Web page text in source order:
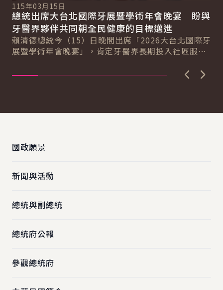
115年03月15日
總統出席大台北國際牙展暨學術年會晚宴 盼與
牙醫界夥伴共同朝全民健康的目標邁進
賴清德總統今（15）日晚間出席「2026大台北國際牙
展暨學術年會晚宴」，肯定牙醫界長期投入社區服務
國政願景
新聞與活動
總統與副總統
總統府公報
參觀總統府